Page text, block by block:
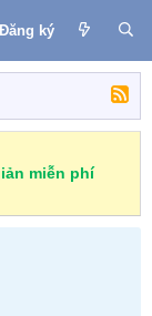
Đăng ký
miễn phí